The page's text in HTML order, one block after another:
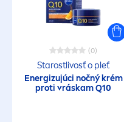
(0)
Starostlivosť o pleť
Energizujúci nočný krém
proti vráskam Q10